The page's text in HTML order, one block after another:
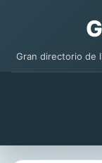
Gran directorio de